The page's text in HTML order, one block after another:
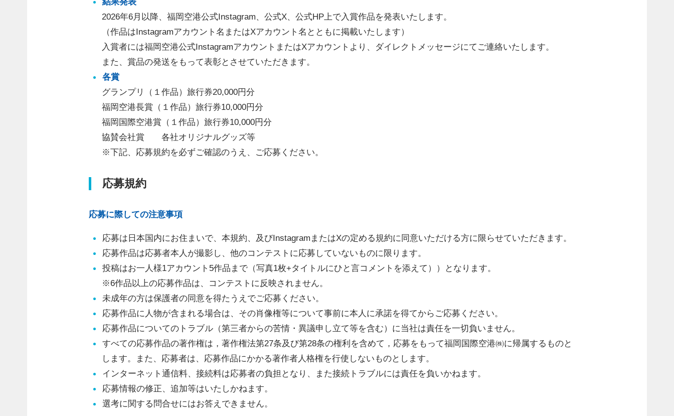
2026年6月以降、福岡空港公式Instagram、公式X、公式HP上で入賞作品を発表いたします。
（作品はInstagramアカウント名またはXアカウント名とともに掲載いたします）
入賞者には福岡空港公式InstagramアカウントまたはXアカウントより、ダイレクトメッセージにてご連絡いたします。
また、賞品の発送をもって表彰とさせていただきます。
各賞
グランプリ（１作品）旅行券20,000円分
福岡空港長賞（１作品）旅行券10,000円分
福岡国際空港賞（１作品）旅行券10,000円分
協賛会社賞 各社オリジナルグッズ等
※下記、応募規約を必ずご確認のうえ、ご応募ください。
応募規約
応募に際しての注意事項
応募は日本国内にお住まいで、本規約、及びInstagramまたはXの定める規約に同意いただける方に限らせていただきます。
応募作品は応募者本人が撮影し、他のコンテストに応募していないものに限ります。
投稿はお一人様1アカウント5作品まで（写真1枚+タイトルにひと言コメントを添えて））となります。
※6作品以上の応募作品は、コンテストに反映されません。
未成年の方は保護者の同意を得たうえでご応募ください。
応募作品に人物が含まれる場合は、その肖像権等について事前に本人に承諾を得てからご応募ください。
応募作品についてのトラブル（第三者からの苦情・異議申し立て等を含む）に当社は責任を一切負いません。
すべての応募作品の著作権は，著作権法第27条及び第28条の権利を含めて，応募をもって福岡国際空港㈱に帰属するものと
します。また、応募者は、応募作品にかかる著作者人格権を行使しないものとします。
インターネット通信料、接続料は応募者の負担となり、また接続トラブルには責任を負いかねます。
応募情報の修正、追加等はいたしかねます。
選考に関する問合せにはお答えできません。